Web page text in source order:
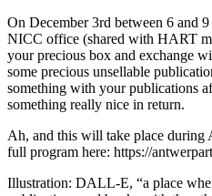
On December 3rd between 6 and
NICC office (shared with HART
your precious box and exchange
some precious unsellable
something with your publications
something really nice in return.
Ah, and this will take place
full program here: https://
Illustration: DALL-E, “a place